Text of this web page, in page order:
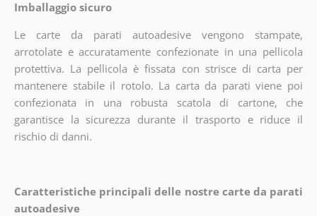
Imballaggio sicuro
Le carte da parati autoadesive vengono stampate,
arrotolate e accuratamente confezionate in una pellicola
protettiva. La pellicola è fissata con strisce di carta per
mantenere stabile il rotolo. La carta da parati viene poi
confezionata in una robusta scatola di cartone, che
garantisce la sicurezza durante il trasporto e riduce il
rischio di danni.
Caratteristiche principali delle nostre carte da parati
autoadesive